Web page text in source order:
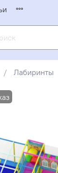
Лабиринты